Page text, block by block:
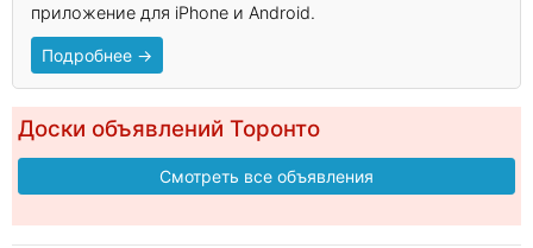
приложение для iPhone и Android.
Подробнее →
Доски объявлений Торонто
Смотреть все объявления